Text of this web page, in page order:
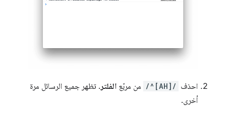
احذف /^[AH]/ من مربّع الفلتر . تظهر جميع الرسائل مرة
أخرى.